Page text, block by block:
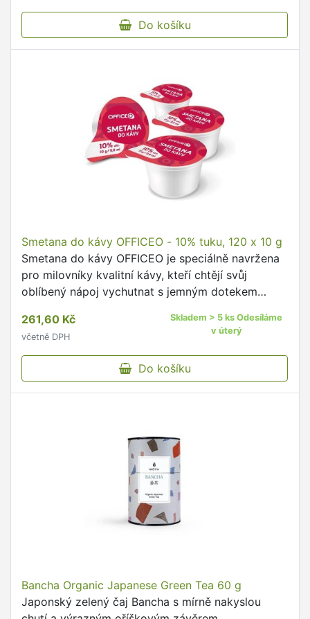
Do košíku
Smetana do kávy OFFICEO - 10% tuku, 120 x 10 g
Smetana do kávy OFFICEO je speciálně navržena
pro milovníky kvalitní kávy, kteří chtějí svůj
oblíbený nápoj vychutnat s jemným dotekem
použití, každá porce zaručuje …
261,60 Kč
včetně DPH
Skladem > 5 ks Odesíláme
v úterý
Do košíku
Bancha Organic Japanese Green Tea 60 g
Japonský zelený čaj Bancha s mírně nakyslou